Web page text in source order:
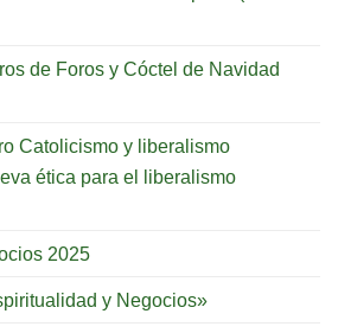
de Foros y Cóctel de Navidad
Catolicismo y liberalismo
ética para el liberalismo
2025
y Negocios»